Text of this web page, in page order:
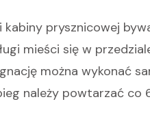
kabiny prysznicowej
mieści się w
można wykonać
należy powtarzać co